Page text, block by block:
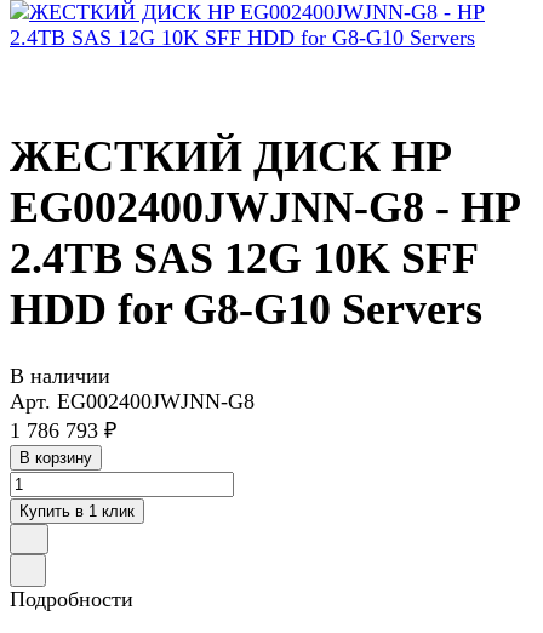
ЖЕСТКИЙ ДИСК HP
EG002400JWJNN-G8 - HP
2.4TB SAS 12G 10K SFF
HDD for G8-G10 Servers
В наличии
Арт. EG002400JWJNN-G8
1 786 793 ₽
В корзину
Купить в 1 клик
Подробности